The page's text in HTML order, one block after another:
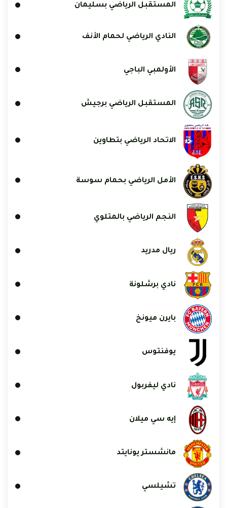
المستقبل الرياضي بسليمان
النادي الرياضي لحمام الأنف
الأولمبي الباجي
المستقبل الرياضي برجيش
الاتحاد الرياضي بتطاوين
الأمل الرياضي بحمام سوسة
النجم الرياضي بالمتلوي
ريال مدريد
نادي برشلونة
بايرن ميونخ
يوفنتوس
نادي ليفربول
إيه سي ميلان
مانشستر يونايتد
تشيلسي